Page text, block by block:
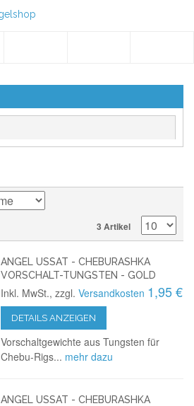
3 Artikel
ANGEL USSAT - CHEBURASHKA
VORSCHALT-TUNGSTEN - GOLD
Inkl. MwSt., zzgl.Versandkosten 1,95 €
DETAILS ANZEIGEN
Vorschaltgewichte aus Tungsten für
Chebu-Rigs... mehr dazu
ANGEL USSAT - CHEBURASHKA